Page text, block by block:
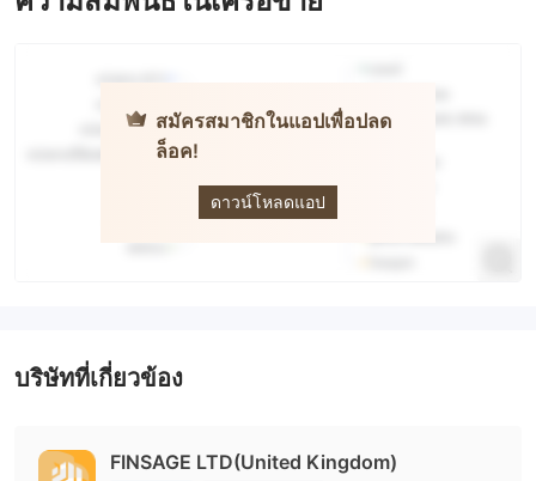
สมัครสมาชิกในแอปเพื่อปลด
ล็อค!
ดาวน์โหลดแอป
บริษัทที่เกี่ยวข้อง
FINSAGE LTD(United Kingdom)